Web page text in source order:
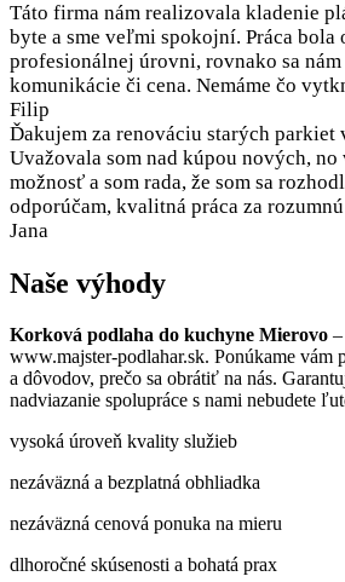
Táto firma nám realizovala kladenie
byte a sme veľmi spokojní. Práca bola
profesionálnej úrovni, rovnako sa
komunikácie či cena. Nemáme čo
Filip
Ďakujem za renováciu starých parkiet
Uvažovala som nad kúpou nových, no
možnosť a som rada, že som sa
odporúčam, kvalitná práca za
Jana
Naše výhody
Korková podlaha do kuchyne Mierovo
www.majster-podlahar.sk. Ponúkame vám
a dôvodov, prečo sa obrátiť na nás.
nadviazanie spolupráce s nami nebudete
vysoká úroveň kvality služieb
nezáväzná a bezplatná obhliadka
nezáväzná cenová ponuka na mieru
dlhoročné skúsenosti a bohatá prax